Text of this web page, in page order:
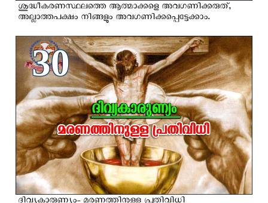
ശുദ്ധീകരണസ്ഥലത്തെ ആത്മാക്കളെ അവഗണിക്കരുത്,
അല്ലാത്തപക്ഷം നിങ്ങളും അവഗണിക്കപ്പെട്ടേക്കാം.
30